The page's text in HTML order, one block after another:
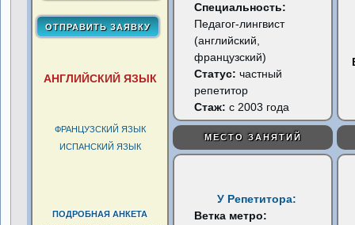
АНГЛИЙСКИЙ ЯЗЫК
ФРАНЦУЗСКИЙ ЯЗЫК
ИСПАНСКИЙ ЯЗЫК
ПОДРОБНАЯ АНКЕТА
Специальность:
Педагог-лингвист
(английский,
французский)
Статус:частный
репетитор
Стаж: с 2003 года
МЕСТО ЗАНЯТИЙ
У Репетитора:
Ветка метро: